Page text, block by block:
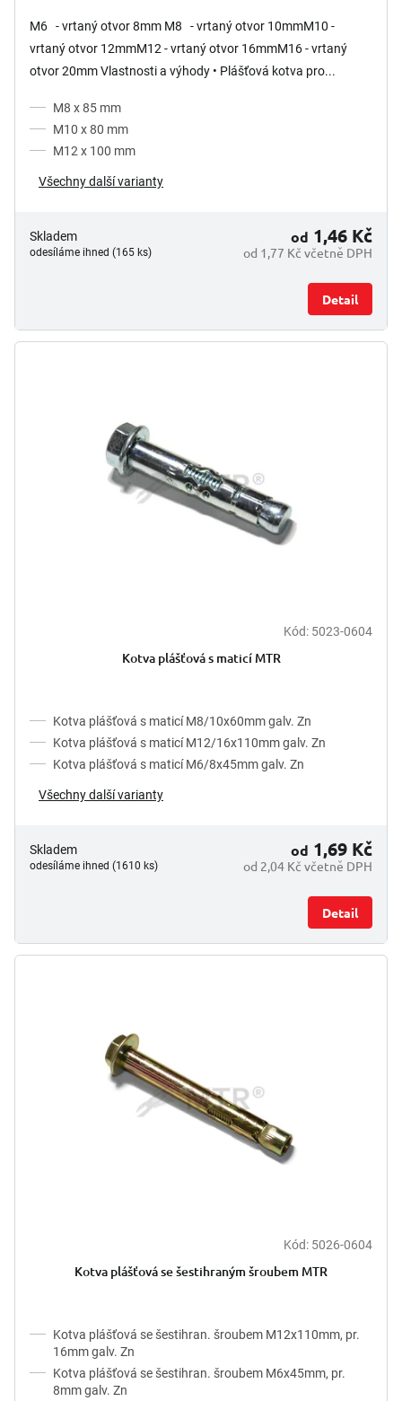
M6 - vrtaný otvor 8mm M8 - vrtaný otvor 10mmM10 -
vrtaný otvor 12mmM12 - vrtaný otvor 16mmM16 - vrtaný
otvor 20mm Vlastnosti a výhody • Plášťová kotva pro...
M8 x 85 mm
M10 x 80 mm
M12 x 100 mm
Všechny další varianty
Skladem
odesíláme ihned (165 ks) od 1,77 Kč včetně DPH
od 1,46 Kč
Detail
Kód: 5023-0604
Kotva plášťová s maticí MTR
Kotva plášťová s maticí M8/10x60mm galv. Zn
Kotva plášťová s maticí M12/16x110mm galv. Zn
Kotva plášťová s maticí M6/8x45mm galv. Zn
Všechny další varianty
Skladem
odesíláme ihned (1610 ks) od 2,04 Kč včetně DPH
od 1,69 Kč
Detail
hodnocení
produktu
z
hvězdiček.
Kód: 5026-0604
Kotva plášťová se šestihraným šroubem MTR
Kotva plášťová se šestihran. šroubem M12x110mm, pr.
16mm galv. Zn
Kotva plášťová se šestihran. šroubem M6x45mm, pr.
8mm galv. Zn